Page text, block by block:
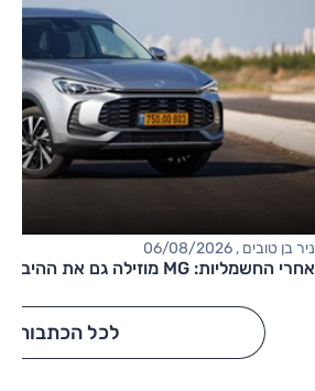
ניר בן טובים , 06/08/2026
אחרי החשמליות: MG מוזילה גם את ההיברידיות
לכל הכתבות